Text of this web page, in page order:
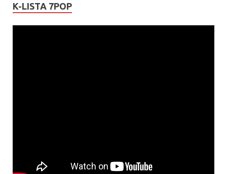
K-LISTA 7POP